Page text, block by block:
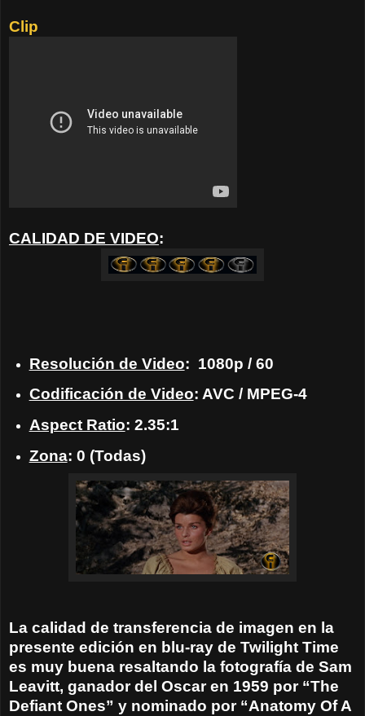
Clip
CALIDAD DE VIDEO:
Resolución de Video: 1080p / 60
Codificación de Video: AVC / MPEG-4
Aspect Ratio: 2.35:1
Zona: 0 (Todas)
La calidad de transferencia de imagen en la
presente edición en blu-ray de Twilight Time
es muy buena resaltando la fotografía de Sam
Leavitt, ganador del Oscar en 1959 por “The
Defiant Ones” y nominado por “Anatomy Of A